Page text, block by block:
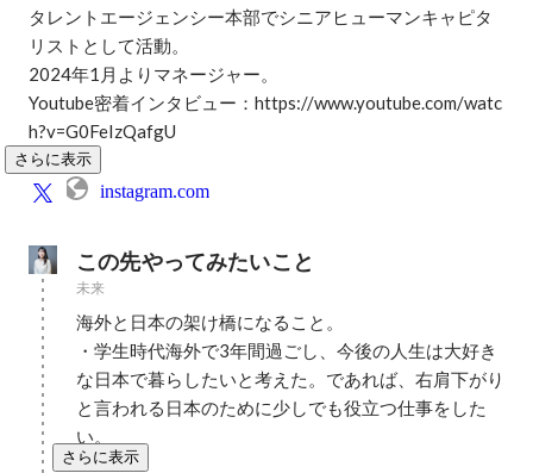
タレントエージェンシー本部でシニアヒューマンキャピタ
リストとして活動。
2024年1月よりマネージャー。
Youtube密着インタビュー：https://www.youtube.com/watc
h?v=G0FeIzQafgU
さらに表示
instagram.com
この先やってみたいこと
未来
海外と日本の架け橋になること。
・学生時代海外で3年間過ごし、今後の人生は大好き
な日本で暮らしたいと考えた。であれば、右肩下がり
と言われる日本のために少しでも役立つ仕事をした
い。
さらに表示